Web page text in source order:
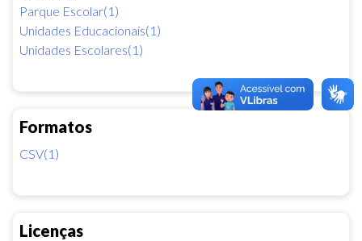
Parque Escolar(1)
Unidades Educacionais(1)
Unidades Escolares(1)
Formatos
CSV(1)
Licenças